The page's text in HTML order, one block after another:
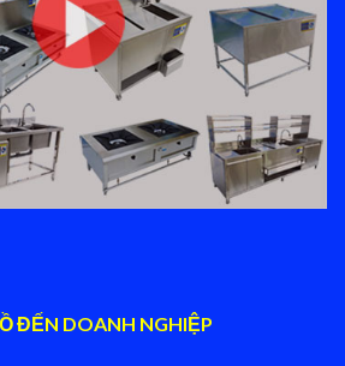
ĐẾN DOANH NGHIỆP